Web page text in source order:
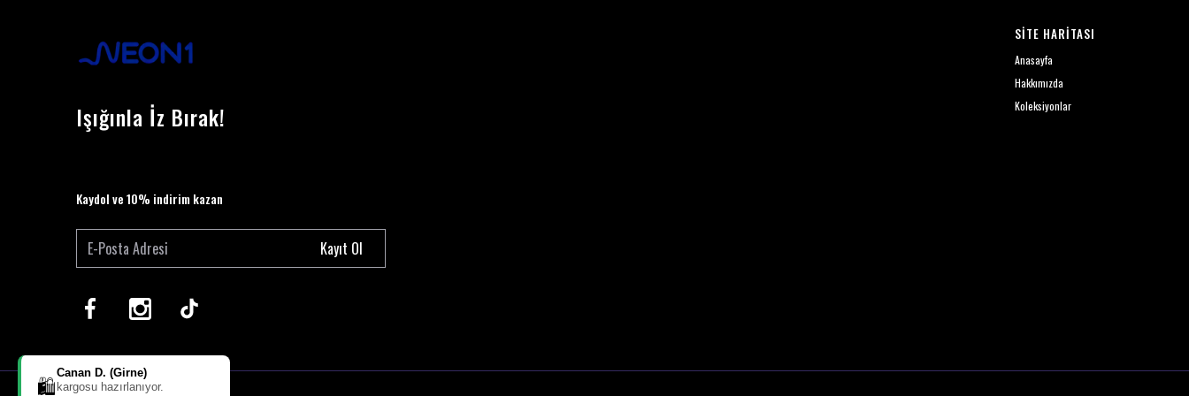
Işığınla İz Bırak!
Kaydol ve 10% indirim kazan
Kayıt Ol
SİTE HARİTASI
Anasayfa
Hakkımızda
Koleksiyonlar
🛍️
Canan D. (Girne)
kargosu hazırlanıyor.